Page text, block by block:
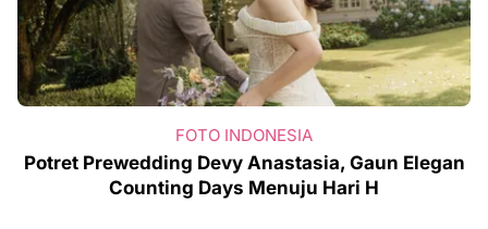
FOTO INDONESIA
Potret Prewedding Devy Anastasia, Gaun Elegan
Counting Days Menuju Hari H